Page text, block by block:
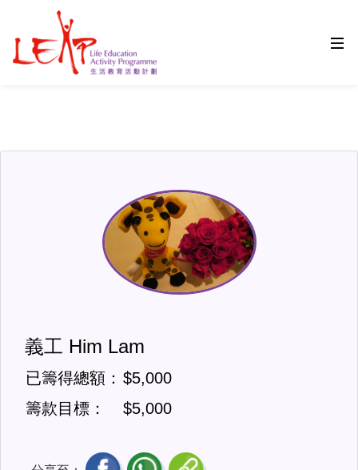
Google ZUCC
義工 Him Lam
已籌得總額： $5,000
籌款目標：
$5,000